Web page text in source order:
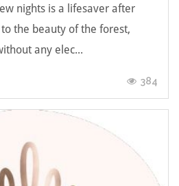
nights is a lifesaver after
the beauty of the forest,
any elec...
384